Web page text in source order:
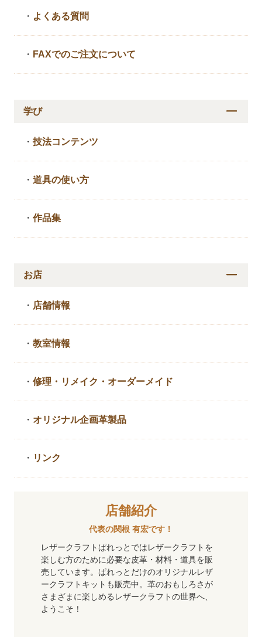
・ よくある質問
・ FAXでのご注文について
学び
・技法コンテンツ
・道具の使い方
・作品集
お店
・ 店舗情報
・教室情報
・修理・リメイク・ オーダーメイド
・ オリジナル企画革製品
・ リンク
店舗紹介
代表の関根 有宏です！
レザークラフトぱれっとではレザークラフトを
楽しむ方のために必要な皮革・材料・道具を販
売しています。ぱれっとだけのオリジナルレザ
ークラフトキットも販売中。革のおもしろさが
さまざまに楽しめるレザークラフトの世界へ、
ようこそ！